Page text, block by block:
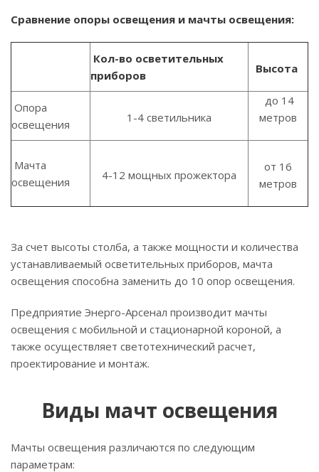
Сравнение опоры освещения и мачты освещения:
Кол-во осветительных
приборов
Высота
Опора
освещения
1-4 светильника
до 14
метров
Мачта
освещения
4-12 мощных прожектора
от 16
метров
За счет высоты столба, а также мощности и количества
устанавливаемый осветительных приборов, мачта
освещения способна заменить до 10 опор освещения.
Предприятие Энерго-Арсенал производит мачты
освещения с мобильной и стационарной короной, а
также осуществляет светотехнический расчет,
проектирование и монтаж.
Виды мачт освещения
Мачты освещения различаются по следующим
параметрам: